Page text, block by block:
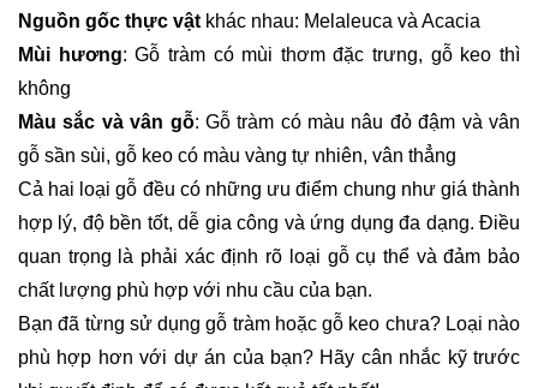
Nguồn gốc thực vật khác nhau: Melaleuca và Acacia
Mùi hương: Gỗ tràm có mùi thơm đặc trưng, gỗ keo thì
không
Màu sắc và vân gỗ: Gỗ tràm có màu nâu đỏ đậm và vân
gỗ sần sùi, gỗ keo có màu vàng tự nhiên, vân thẳng
Cả hai loại gỗ đều có những ưu điểm chung như giá thành
hợp lý, độ bền tốt, dễ gia công và ứng dụng đa dạng. Điều
quan trọng là phải xác định rõ loại gỗ cụ thể và đảm bảo
chất lượng phù hợp với nhu cầu của bạn.
Bạn đã từng sử dụng gỗ tràm hoặc gỗ keo chưa? Loại nào
phù hợp hơn với dự án của bạn? Hãy cân nhắc kỹ trước